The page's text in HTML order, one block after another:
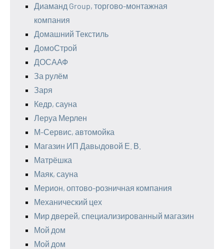
Диаманд Group, торгово-монтажная
компания
Домашний Текстиль
ДомоСтрой
ДОСААФ
За рулём
Заря
Кедр, сауна
Леруа Мерлен
М-Сервис, автомойка
Магазин ИП Давыдовой Е. В.
Матрёшка
Маяк, сауна
Мерион, оптово-розничная компания
Механический цех
Мир дверей, специализированный магазин
Мой дом
Мой дом